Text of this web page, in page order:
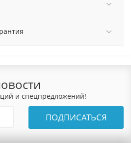
и спецпредложений!
ПОДПИСАТЬСЯ